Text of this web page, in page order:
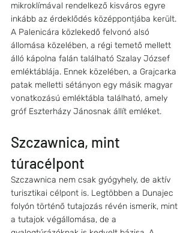
mikroklímával rendelkező kisváros egyre
inkább az érdeklődés középpontjába került.
A Palenicára közlekedő felvonó alsó
állomása közelében, a régi temető mellett
álló kápolna falán található Szalay József
emléktáblája. Ennek közelében, a Grajcarka
patak melletti sétányon egy másik magyar
vonatkozású emléktábla található, amely
gróf Eszterházy Jánosnak állít emléket.
Szczawnica, mint
túracélpont
Szczawnica nem csak gyógyhely, de aktív
turisztikai célpont is. Legtöbben a Dunajec
folyón történő tutajozás révén ismerik, mint
a tutajok végállomása, de a